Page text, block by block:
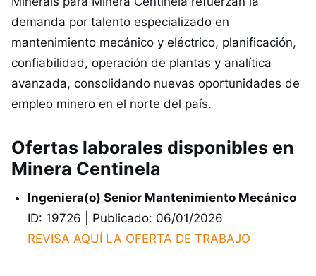
demanda por talento especializado en
mantenimiento mecánico y eléctrico, planificación,
confiabilidad, operación de plantas y analítica
avanzada, consolidando nuevas oportunidades de
empleo minero en el norte del país.
Ofertas laborales disponibles en
Minera Centinela
Ingeniera(o) Senior Mantenimiento Mecánico
ID: 19726 | Publicado: 06/01/2026
REVISA AQUÍ LA OFERTA DE TRABAJO